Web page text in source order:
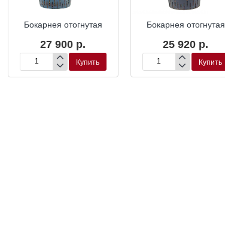
Бокарнея отогнутая
27 900 р.
Бокарнея
отогнутая
Купить
Бокарнея отогнутая
25 920 р.
Бокарнея
отогнутая
Купить